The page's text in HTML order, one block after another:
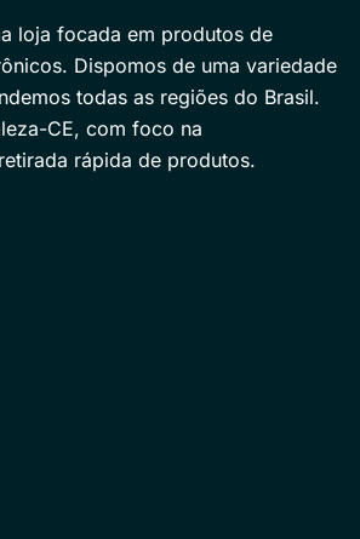
loja focada em produtos de
Dispomos de uma variedade
todas as regiões do Brasil.
CE, com foco na
rápida de produtos.